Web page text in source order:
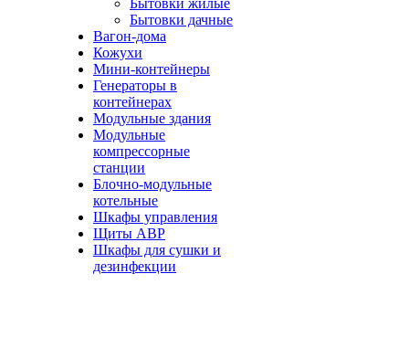
Бытовки жилые
Бытовки дачные
Вагон-дома
Кожухи
Мини-контейнеры
Генераторы в
контейнерах
Модульные здания
Модульные
компрессорные
станции
Блочно-модульные
котельные
Шкафы управления
Щиты АВР
Шкафы для сушки и
дезинфекции